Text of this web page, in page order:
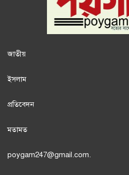
জাতীয়
ইসলাম
প্রতিবেদন
মতামত
poygam247@gmail.com.